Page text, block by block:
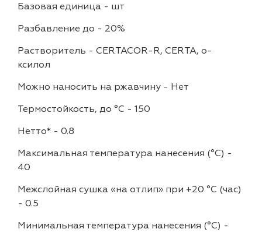
Базовая единица - шт
Разбавление до - 20%
Растворитель - CERTACOR-R, CERTA, о-
ксилол
Можно наносить на ржавчину - Нет
Термостойкость, до °C - 150
Нетто* - 0.8
Максимальная температура нанесения (°С) -
40
Межслойная сушка «на отлип» при +20 °С (час)
- 0.5
Минимальная температура нанесения (°С) -